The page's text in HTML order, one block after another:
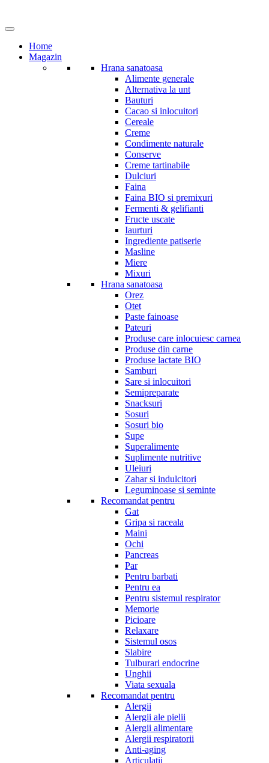
Home
Magazin
Hrana sanatoasa
Alimente generale
Alternativa la unt
Bauturi
Cacao si inlocuitori
Cereale
Creme
Condimente naturale
Conserve
Creme tartinabile
Dulciuri
Faina
Faina BIO si premixuri
Fermenti & gelifianti
Fructe uscate
Iaurturi
Ingrediente patiserie
Masline
Miere
Mixuri
Hrana sanatoasa
Orez
Otet
Paste fainoase
Pateuri
Produse care inlocuiesc carnea
Produse din carne
Produse lactate BIO
Samburi
Sare si inlocuitori
Semipreparate
Snacksuri
Sosuri
Sosuri bio
Supe
Superalimente
Suplimente nutritive
Uleiuri
Zahar si indulcitori
Leguminoase si seminte
Recomandat pentru
Gat
Gripa si raceala
Maini
Ochi
Pancreas
Par
Pentru barbati
Pentru ea
Pentru sistemul respirator
Memorie
Picioare
Relaxare
Sistemul osos
Slabire
Tulburari endocrine
Unghii
Viata sexuala
Recomandat pentru
Alergii
Alergii ale pielii
Alergii alimentare
Alergii respiratorii
Anti-aging
Articulatii